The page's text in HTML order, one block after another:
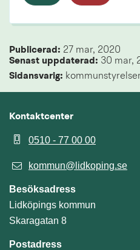
Publicerad: 27 mar, 2020
Senast uppdaterad: 30 mar,
Sidansvarig:
Kontaktcenter
0510 - 77 00 00
kommun@lidkoping.se
Besöksadress
Lidköpings kommun
Skaragatan 8
Postadress